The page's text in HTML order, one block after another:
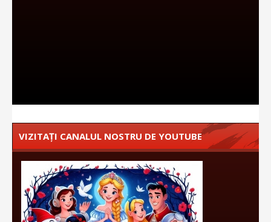
VIZITAȚI CANALUL NOSTRU DE YOUTUBE